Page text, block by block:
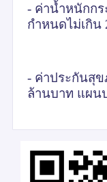
- ค่าน้ำหนักกร
กำหนดไม่เกิน
- ค่าประกันสุข
ล้านบาท แผน